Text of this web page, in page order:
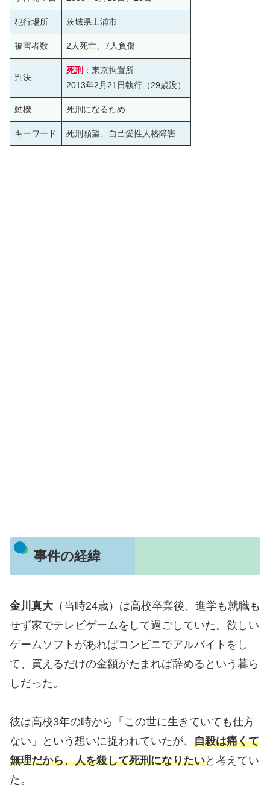
犯行場所 茨城県土浦市
被害者数 2人死亡、7人負傷
判決
死刑 ：東京拘置所
2013年2月21日執行（29歳没）
動機 死刑になるため
キーワード 死刑願望、自己愛性人格障害
事件の経緯
金川真大 （当時24歳）は高校卒業後、進学も就職も
せず家でテレビゲームをして過ごしていた。欲しい
ゲームソフトがあればコンビニでアルバイトをし
て、買えるだけの金額がたまれば辞めるという暮ら
しだった。
彼は高校3年の時から「この世に生きていても仕方
ない」という想いに捉われていたが、 自殺は痛くて
無理だから、人を殺して死刑になりたいと考えてい
た。